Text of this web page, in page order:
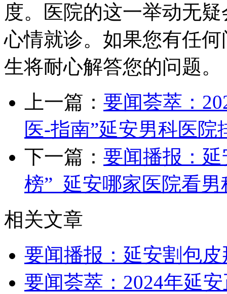
度。医院的这一举动无
心情就诊。如果您有任
生将耐心解答您的问题。
上一篇： 要闻荟萃：
医-指南”延安男科医院
下一篇： 要闻播报：
榜”_延安哪家医院看
相关文章
要闻播报：延安割包
要闻荟萃：2024年延